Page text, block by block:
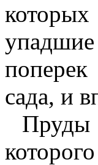
сада, и
Пруды